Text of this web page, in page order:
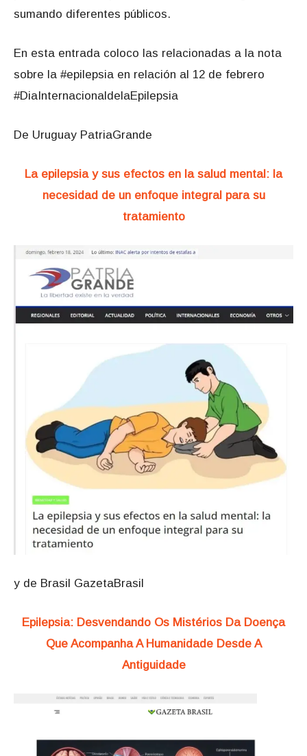
sumando diferentes públicos.
En esta entrada coloco las relacionadas a la nota
sobre la #epilepsia en relación al 12 de febrero
#DiaInternacionaldelaEpilepsia
De Uruguay PatriaGrande
La epilepsia y sus efectos en la salud mental: la
necesidad de un enfoque integral para su
tratamiento
y de Brasil GazetaBrasil
Epilepsia: Desvendando Os Mistérios Da Doença
Que Acompanha A Humanidade Desde A
Antiguidade